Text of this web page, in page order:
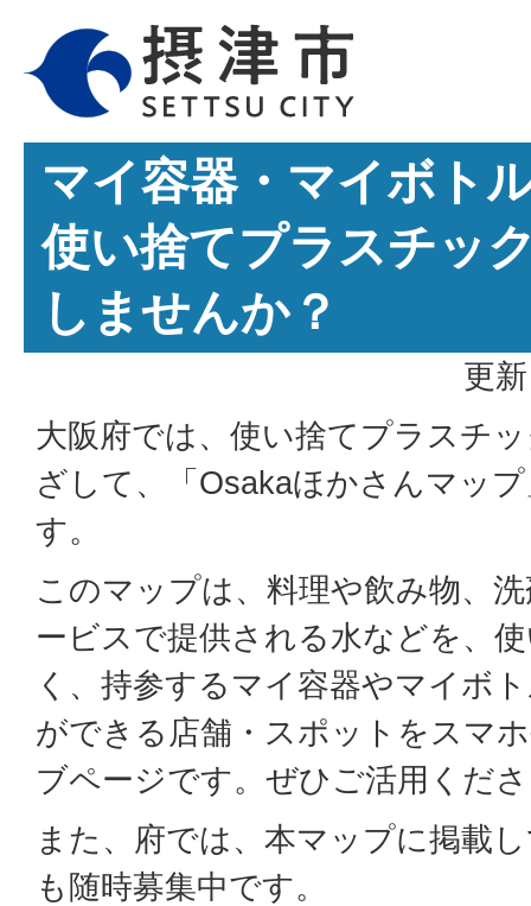
マイ容器・マイボト
使い捨てプラスチッ
しませんか？
更
大阪府では、使い捨てプラスチ
ざして、「Osakaほかさんマッ
す。
このマップは、料理や飲み物、
ービスで提供される水などを、
く、持参するマイ容器やマイボ
ができる店舗・スポットをスマ
ブページです。ぜひご活用くだ
また、府では、本マップに掲載
も随時募集中です。